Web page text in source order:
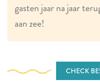
gasten jaar na jaar
aan zee!
CHECK